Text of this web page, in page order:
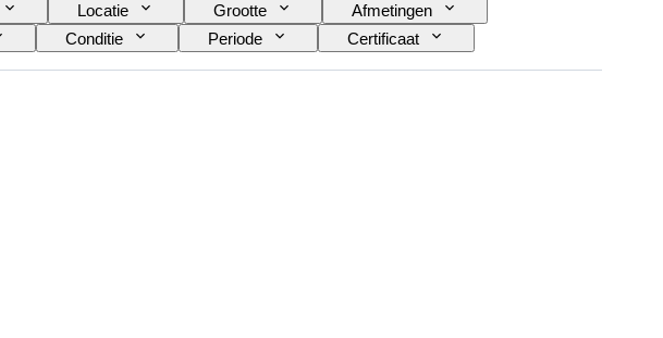
Locatie Grootte
Afmetingen
Conditie Periode
Certificaat
Kleur Kunstenaar Decor
Verkocht door